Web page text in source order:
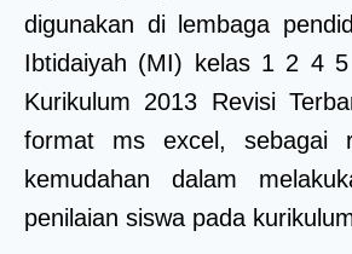
digunakan di lembaga
Ibtidaiyah (MI) kelas 1 2 4
Kurikulum 2013 Revisi
format ms excel, sebagai
kemudahan dalam
penilaian siswa pada